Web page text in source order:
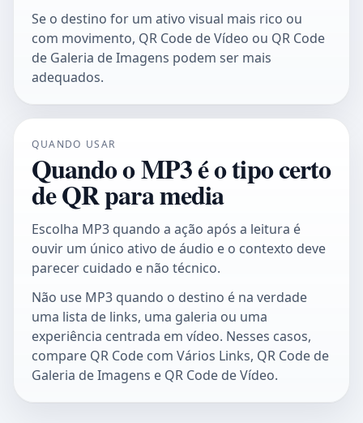
Se o destino for um ativo visual mais rico ou
com movimento, QR Code de Vídeo ou QR Code
de Galeria de Imagens podem ser mais
adequados.
QUANDO USAR
Quando o MP3 é o tipo certo
de QR para media
Escolha MP3 quando a ação após a leitura é
ouvir um único ativo de áudio e o contexto deve
parecer cuidado e não técnico.
Não use MP3 quando o destino é na verdade
uma lista de links, uma galeria ou uma
experiência centrada em vídeo. Nesses casos,
compare QR Code com Vários Links, QR Code de
Galeria de Imagens e QR Code de Vídeo.